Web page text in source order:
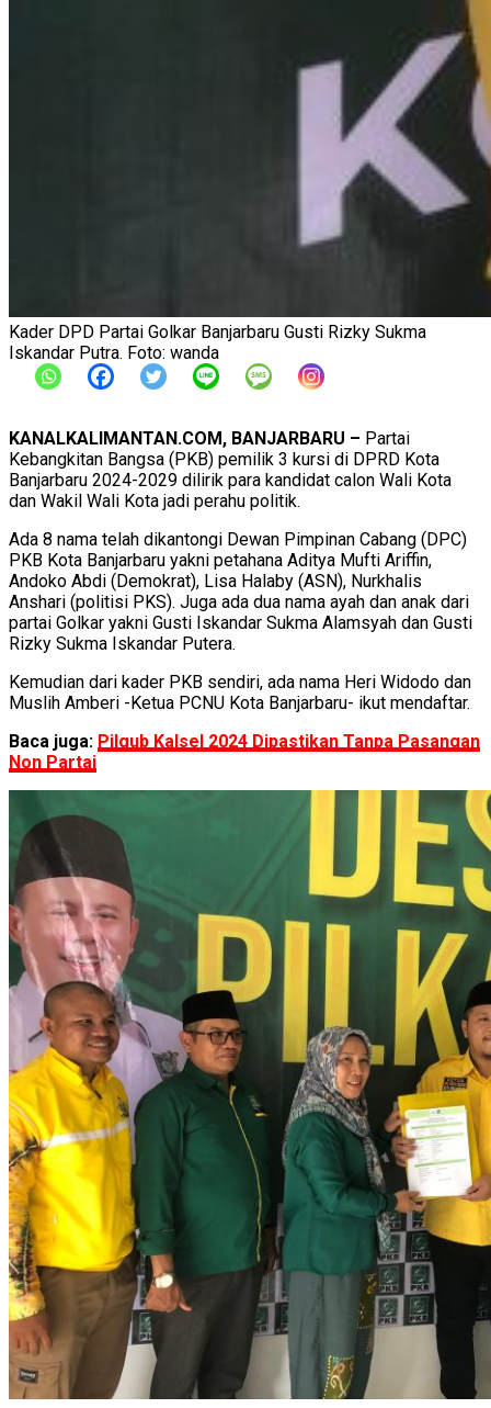
Kader DPD Partai Golkar Banjarbaru Gusti Rizky Sukma
Iskandar Putra. Foto: wanda
KANALKALIMANTAN.COM, BANJARBARU – Partai
Kebangkitan Bangsa (PKB) pemilik 3 kursi di DPRD Kota
Banjarbaru 2024-2029 dilirik para kandidat calon Wali Kota
dan Wakil Wali Kota jadi perahu politik.
Ada 8 nama telah dikantongi Dewan Pimpinan Cabang (DPC)
PKB Kota Banjarbaru yakni petahana Aditya Mufti Ariffin,
Andoko Abdi (Demokrat), Lisa Halaby (ASN), Nurkhalis
Anshari (politisi PKS). Juga ada dua nama ayah dan anak dari
partai Golkar yakni Gusti Iskandar Sukma Alamsyah dan Gusti
Rizky Sukma Iskandar Putera.
Kemudian dari kader PKB sendiri, ada nama Heri Widodo dan
Muslih Amberi -Ketua PCNU Kota Banjarbaru- ikut mendaftar.
Baca juga: Pilgub Kalsel 2024 Dipastikan Tanpa Pasangan
Non Partai